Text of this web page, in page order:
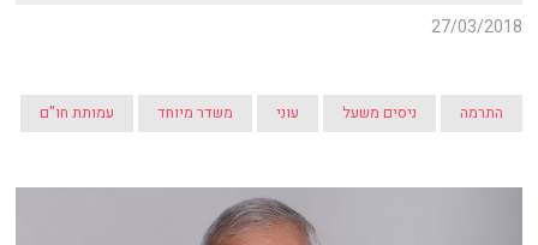
27/03/2018
התרמה ניסים משעל עוני משדר מיוחד עמותת חו"ם